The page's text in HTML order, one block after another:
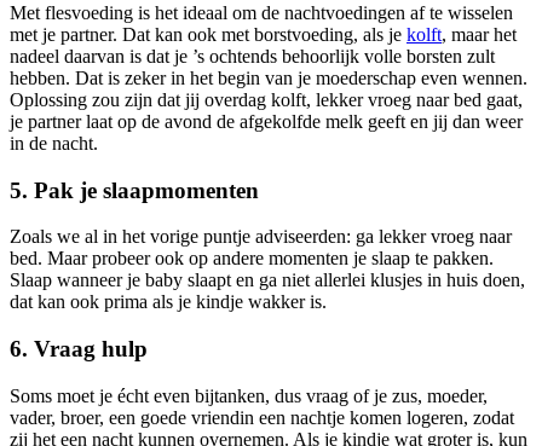
Met flesvoeding is het ideaal om de nachtvoedingen af te wisselen
met je partner. Dat kan ook met borstvoeding, als je kolft, maar het
nadeel daarvan is dat je ’s ochtends behoorlijk volle borsten zult
hebben. Dat is zeker in het begin van je moederschap even wennen.
Oplossing zou zijn dat jij overdag kolft, lekker vroeg naar bed gaat,
je partner laat op de avond de afgekolfde melk geeft en jij dan weer
in de nacht.
5. Pak je slaapmomenten
Zoals we al in het vorige puntje adviseerden: ga lekker vroeg naar
bed. Maar probeer ook op andere momenten je slaap te pakken.
Slaap wanneer je baby slaapt en ga niet allerlei klusjes in huis doen,
dat kan ook prima als je kindje wakker is.
6. Vraag hulp
Soms moet je écht even bijtanken, dus vraag of je zus, moeder,
vader, broer, een goede vriendin een nachtje komen logeren, zodat
zij het een nacht kunnen overnemen. Als je kindje wat groter is, kun